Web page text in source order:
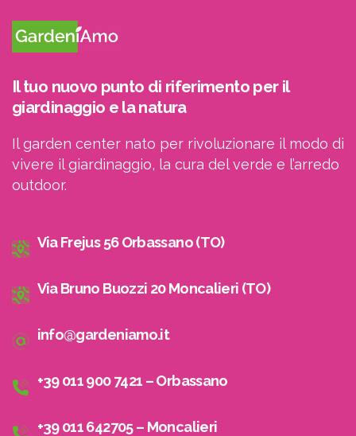
Il tuo nuovo punto di riferimento per il
giardinaggio e la natura
Il garden center nato per rivoluzionare il modo di
vivere il giardinaggio, la cura del verde e l’arredo
outdoor.
Via Frejus 56 Orbassano (TO)
Via Bruno Buozzi 20 Moncalieri (TO)
info@gardeniamo.it
+39 011 900 7421 – Orbassano
+39 011 642705 – Moncalieri